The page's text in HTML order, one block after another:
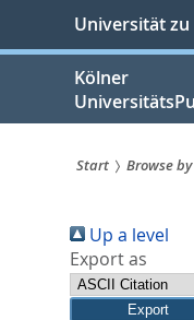
springen
Universität zu
Kölner
sind
hier:
Start Browse
Up a level
Export as